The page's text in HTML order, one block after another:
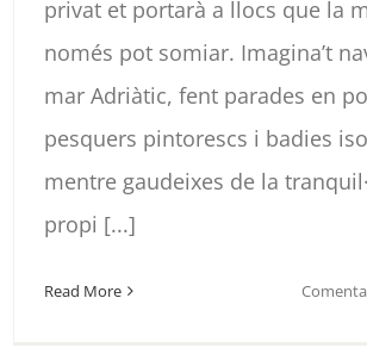
privat et portarà a llocs que la
només pot somiar. Imagina’t
mar Adriàtic, fent parades en
pesquers pintorescs i badies
mentre gaudeixes de la
propi [...]
Read More